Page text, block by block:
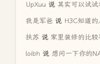
UpXuu 说 其实可以试
我是军爸 说 H3C知道
扶苏 说 家里装修的比
loibh 说 想问一下你的